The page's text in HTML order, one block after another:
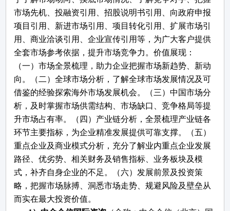
市场先机、投融资引用、招股说明书引用、向政府申报
项目引用、新进市场引用、项目转化引用、扩展市场引
用、商业洽谈引用、企业宣传引用等，为广大客户提供
全套市场参考依据，提升市场竞争力。价值展现：
（一）市场全景梳理，助力企业把握市场新趋势、新动
向。（二）全球市场分析，了解全球市场发展情况及可
借鉴的经验探索海外市场发展机会。（三）中国市场分
析，及时掌握市场供需结构、市场缺口、竞争格局等提
升市场占有率。（四）产业链分析，全景梳理产业链各
环节主要指标，为企业精准发展提供可靠支撑。（五）
重点企业及商业模式分析，充分了解业内重点企业发展
路径、优劣势、相关财务及销售指标、业务板块及模
式，补齐自身企业的不足。（六）发展前景及投资策
略，把握市场脉搏、洞悉市场走势、规避风险及壁垒从
而实在最大投资价值。